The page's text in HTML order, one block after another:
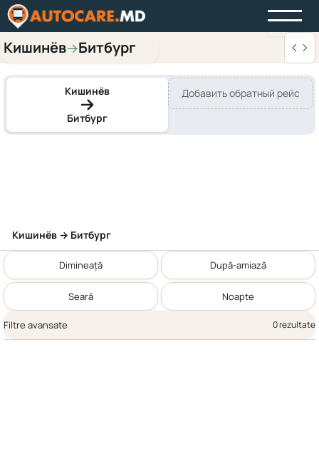
Кишинёв→Битбург
Кишинёв
Битбург
Добавить обратный рейс
Кишинёв → Битбург
Dimineață După-amiază
Seară Noapte
Filtre avansate 0 rezultate